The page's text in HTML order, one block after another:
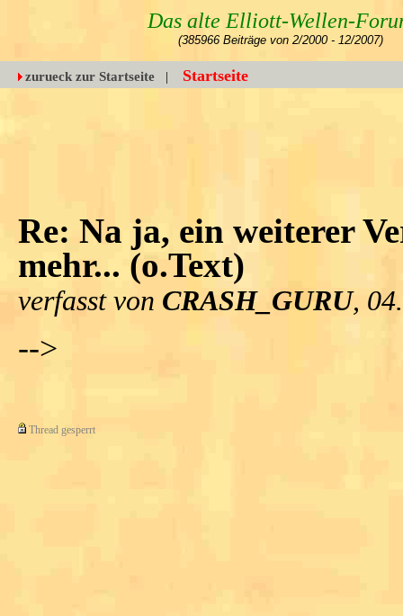
Das alte Elliott-Wellen-
(385966 Beiträge von 2/2000 - 12/2007)
zurueck zur Startseite | Startseite
Re: Na ja, ein weiterer
mehr... (o.Text)
verfasst von CRASH_GURU,
-->
Thread gesperrt